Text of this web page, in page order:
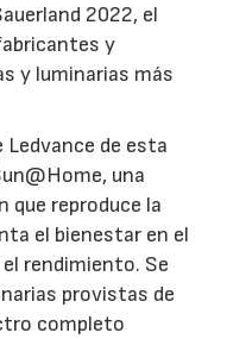
2022, el
y
y luminarias más
Ledvance de esta
una
que reproduce la
el bienestar en el
rendimiento. Se
provistas de
completo